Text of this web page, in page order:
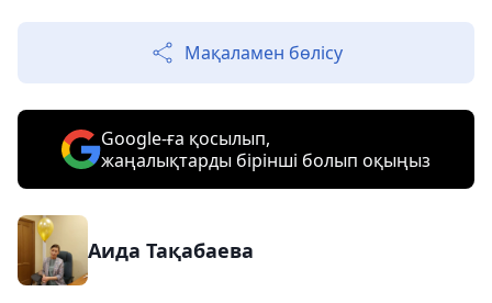
Мақаламен бөлісу
Google-ға қосылып,
жаңалықтарды бірінші болып оқыңыз
Аида Тақабаева